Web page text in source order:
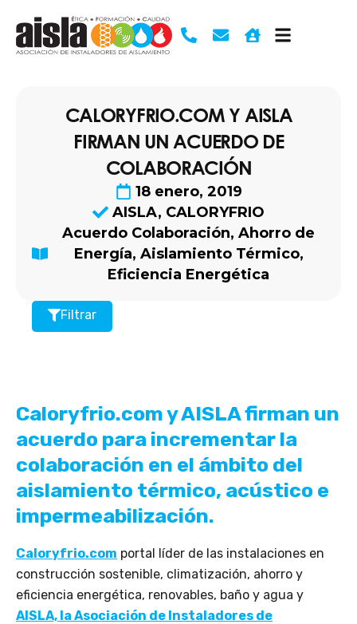
contenido
CALORYFRIO.COM Y AISLA
FIRMAN UN ACUERDO DE
COLABORACIÓN
18 enero, 2019
AISLA, CALORYFRIO
Acuerdo Colaboración, Ahorro de
Energía, Aislamiento Térmico,
Eficiencia Energética
Filtrar
Caloryfrio.com y AISLA firman un
acuerdo para incrementar la
colaboración en el ámbito del
aislamiento térmico, acústico e
impermeabilización.
Caloryfrio.com portal líder de las instalaciones en
construcción sostenible, climatización, ahorro y
eficiencia energética, renovables, baño y agua y
AISLA, la Asociación de Instaladores de